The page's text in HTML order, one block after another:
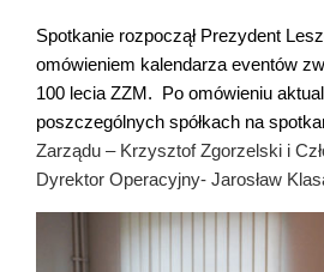
Spotkanie rozpoczął Prezydent
omówieniem kalendarza eventów
100 lecia ZZM. Po omówieniu
poszczególnych spółkach na
Zarządu – Krzysztof Zgorzelski i
Dyrektor Operacyjny- Jarosław